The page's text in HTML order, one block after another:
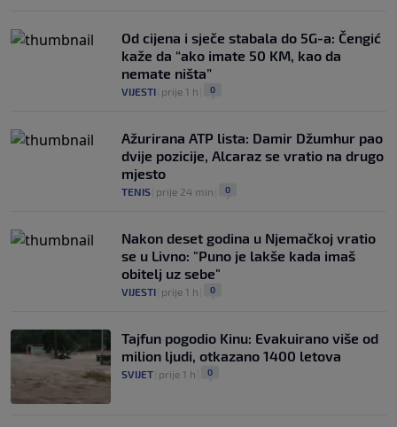
Od cijena i sječe stabala do 5G-a: Čengić
kaže da “ako imate 50 KM, kao da
nemate ništa”
VIJESTI prije 1 h 0
Ažurirana ATP lista: Damir Džumhur pao
dvije pozicije, Alcaraz se vratio na drugo
mjesto
TENIS prije 24 min 0
Nakon deset godina u Njemačkoj vratio
se u Livno: "Puno je lakše kada imaš
obitelj uz sebe"
VIJESTI prije 1 h 0
Tajfun pogodio Kinu: Evakuirano više od
milion ljudi, otkazano 1400 letova
SVIJET prije 1 h 0